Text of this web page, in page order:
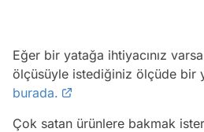
Eğer bir yatağa ihtiyacınız
ölçüsüyle istediğiniz ölçüde bir
burada.
Çok satan ürünlere bakmak